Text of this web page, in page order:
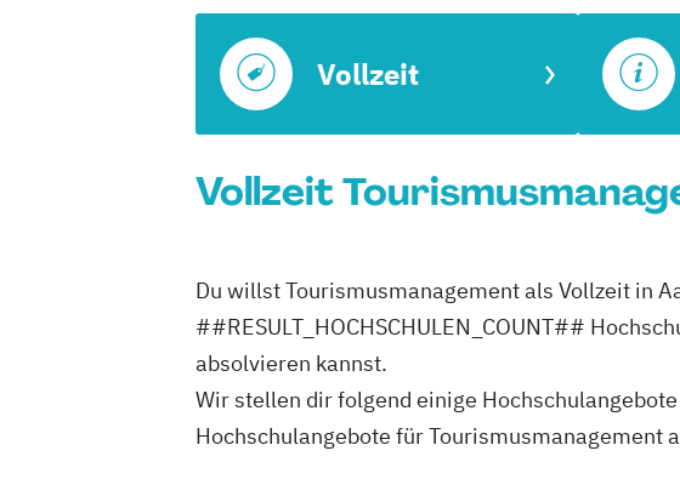
Vollzeit
Vollzeit
Du willst Tourismusmanagement als Vollzeit in
##RESULT_HOCHSCHULEN_COUNT##
absolvieren kannst.
Wir stellen dir folgend einige
Hochschulangebote für Tourismusmanagement